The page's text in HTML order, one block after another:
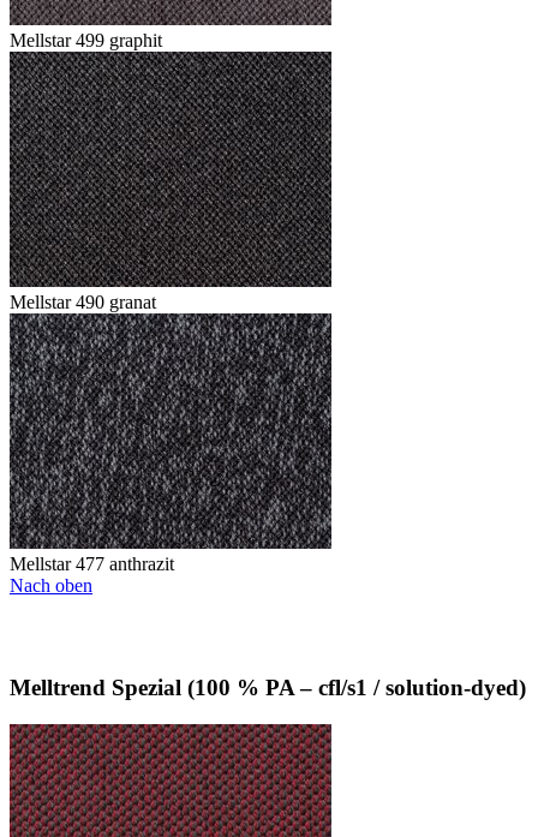
Mellstar 499 graphit
Mellstar 490 granat
Mellstar 477 anthrazit
Nach oben
Melltrend Spezial (100 % PA – cfl/s1 / solution-dyed)